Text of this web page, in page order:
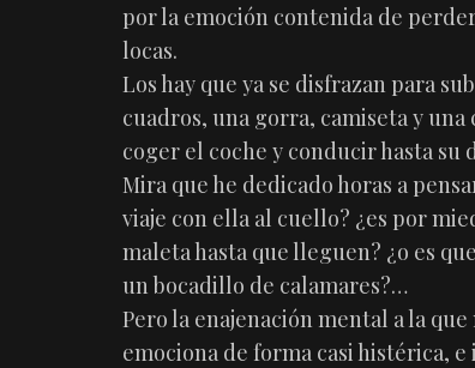
por la emoción contenida de
locas.
Los hay que ya se disfrazan para
cuadros, una gorra, camiseta y
coger el coche y conducir hasta su
Mira que he dedicado horas a
viaje con ella al cuello? ¿es por
maleta hasta que lleguen? ¿o es
un bocadillo de calamares?…
Pero la enajenación mental a la
emociona de forma casi histérica, e